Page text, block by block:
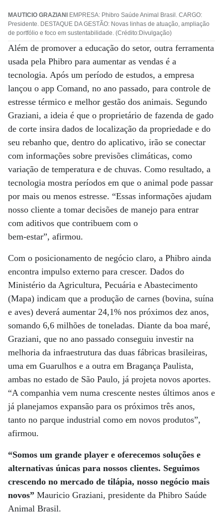
MAUTICIO GRAZIANI
EMPRESA: Phibro Saúde Animal Brasil. CARGO:
Presidente. DESTAQUE DA GESTÃO: Novas linhas de atuação, ampliação
de portfólio e foco em sustentabilidade. (Crédito:Divulgação)
Além de promover a educação do setor, outra ferramenta
usada pela Phibro para aumentar as vendas é a
tecnologia. Após um período de estudos, a empresa
lançou o app Comand, no ano passado, para controle de
estresse térmico e melhor gestão dos animais. Segundo
Graziani, a ideia é que o proprietário de fazenda de gado
de corte insira dados de localização da propriedade e do
seu rebanho que, dentro do aplicativo, irão se conectar
com informações sobre previsões climáticas, como
variação de temperatura e de chuvas. Como resultado, a
tecnologia mostra períodos em que o animal pode passar
por mais ou menos estresse. “Essas informações ajudam
nosso cliente a tomar decisões de manejo para entrar
com aditivos que contribuem com o
bem-estar”, afirmou.
Com o posicionamento de negócio claro, a Phibro ainda
encontra impulso externo para crescer. Dados do
Ministério da Agricultura, Pecuária e Abastecimento
(Mapa) indicam que a produção de carnes (bovina, suína
e aves) deverá aumentar 24,1% nos próximos dez anos,
somando 6,6 milhões de toneladas. Diante da boa maré,
Graziani, que no ano passado conseguiu investir na
melhoria da infraestrutura das duas fábricas brasileiras,
uma em Guarulhos e a outra em Bragança Paulista,
ambas no estado de São Paulo, já projeta novos aportes.
“A companhia vem numa crescente nestes últimos anos e
já planejamos expansão para os próximos três anos,
tanto no parque industrial como em novos produtos”,
afirmou.
“Somos um grande player e oferecemos soluções e
alternativas únicas para nossos clientes. Seguimos
crescendo no mercado de tilápia, nosso negócio mais
novos” Mauricio Graziani, presidente da Phibro Saúde
Animal Brasil.